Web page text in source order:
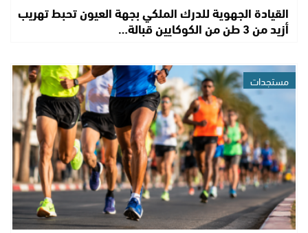
القيادة الجهوية للدرك الملكي بجهة العيون تحبط تهريب
أزيد من 3 طن من الكوكايين قبالة…
مستجدات